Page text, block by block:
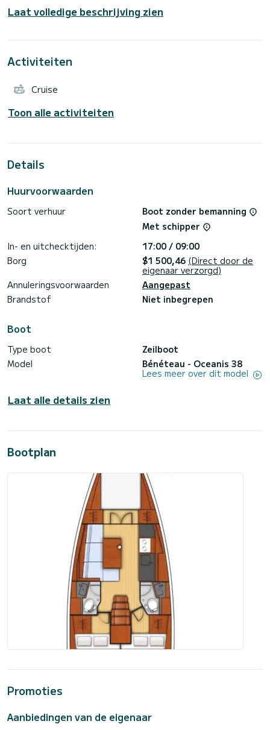
Zeilen over de Adriatische Zee was nog nooit zo gemakkelijk
automatische piloot en een boegschroef. Op het dek is er
Laat volledige beschrijving zien
Activiteiten
Cruise
Toon alle activiteiten
Details
Huurvoorwaarden
Soort verhuur
Boot zonder bemanning
Met schipper
In- en uitchecktijden:
17:00 / 09:00
Borg
$1 500,46 (Direct door de
eigenaar verzorgd)
Annuleringsvoorwaarden
Aangepast
Brandstof
Niet inbegrepen
Boot
Type boot
Zeilboot
Model
Bénéteau - Oceanis 38
Lees meer over dit model
Laat alle details zien
Bootplan
Promoties
Aanbiedingen van de eigenaar